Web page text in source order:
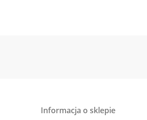
Informacja o sklepie